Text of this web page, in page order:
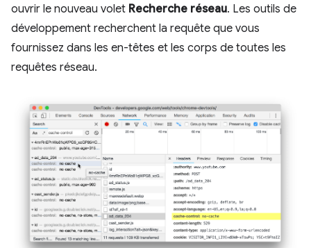
ouvrir le nouveau volet Recherche réseau. Les outils de
développement recherchent la requête que vous
fournissez dans les en-têtes et les corps de toutes les
requêtes réseau.